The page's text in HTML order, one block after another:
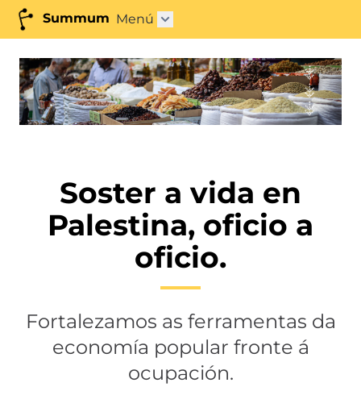
Summum Menú Abrir submenú"
Soster a vida en
Palestina, oficio a
oficio.
Fortalezamos as ferramentas da
economía popular fronte á
ocupación.